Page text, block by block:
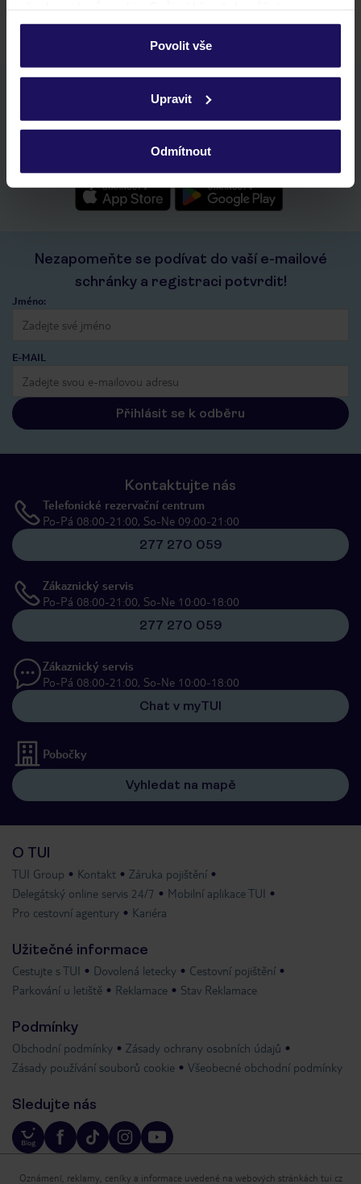
personalizovat v sekci „Personalizace“.
Podrobné informace o souborech cookie naleznete v
ochrany osobních údajů.
Povolit vše
Upravit
Odmítnout
Stáhněte si bezplatnou aplikaci TUI
seznam oblíbených nabídek a možnost jejich sdílení
historie vyhledávání a naposledy zobrazené nabídky
kontakt s TUI a všechny informace o tvé rezervaci v myTUI
Nezapomeňte se podívat do vaší e-mailové
schránky a registraci potvrdit!
Jméno:
E-MAIL
Přihlásit se k odběru
Kontaktujte nás
Telefonické rezervační centrum
Po-Pá 08:00-21:00, So-Ne 09:00-21:00
277 270 059
Zákaznický servis
Po-Pá 08:00-21:00, So-Ne 10:00-18:00
277 270 059
Zákaznický servis
Po-Pá 08:00-21:00, So-Ne 10:00-18:00
Chat v myTUI
Pobočky
Vyhledat na mapě
O TUI
TUI Group Kontakt
Záruka pojištění
Delegátský online servis 24/7
Mobilní aplikace TUI
Pro cestovní agentury
Kariéra
Užitečné informace
Cestujte s TUI Dovolená letecky
Cestovní pojištění
Parkování u letiště
Reklamace Stav Reklamace
Podmínky
Obchodní podmínky
Zásady ochrany osobních údajů
Zásady používání souborů cookie
Všeobecné obchodní podmínky
Sledujte nás
Oznámení, reklamy, ceníky a informace uvedené na webových stránkách tui.cz